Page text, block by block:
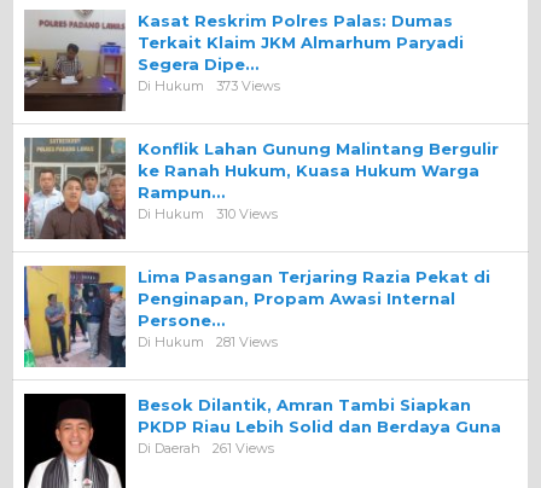
Kasat Reskrim Polres Palas: Dumas
Terkait Klaim JKM Almarhum Paryadi
Segera Dipe…
Di Hukum 373 Views
Konflik Lahan Gunung Malintang Bergulir
ke Ranah Hukum, Kuasa Hukum Warga
Rampun…
Di Hukum 310 Views
Lima Pasangan Terjaring Razia Pekat di
Penginapan, Propam Awasi Internal
Persone…
Di Hukum 281 Views
Besok Dilantik, Amran Tambi Siapkan
PKDP Riau Lebih Solid dan Berdaya Guna
Di Daerah 261 Views